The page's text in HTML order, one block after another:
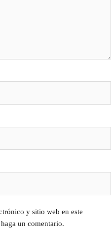
y sitio web en este
un comentario.